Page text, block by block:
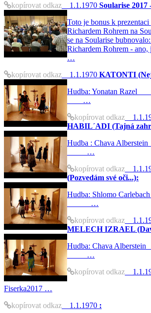
kopírovat odkaz 1.1.1970 Soularise
Toto je bonus k
Richardem Rohrem na
se na Soularise
Richardem Rohrem - ano,
…
kopírovat odkaz 1.1.1970 KATONTI
Hudba:
…
kopírovat odkaz
HABIL´ADI (Tajná
Hudba :
…
kopírovat odkaz
(Pozvedám své oči...):
Hudba:
…
kopírovat odkaz
MELECH IZRAEL
Hudba:
…
kopírovat odkaz
Fiserka2017 …
kopírovat odkaz 1.1.1970 :